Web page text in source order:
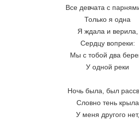
Все девчата с
Только я одна
Я ждала и верила,
Сердцу вопреки:
Мы с тобой два
У одной реки
Ночь была, был
Словно тень крыла
У меня другого нет,